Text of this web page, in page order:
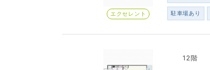
エクセレント 駐車場あり
12階